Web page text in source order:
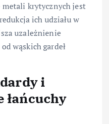
krytycznych jest
ich udziału w
uzależnienie
wąskich gardeł
i
łańcuchy